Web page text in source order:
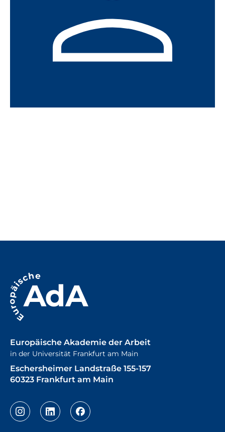
Europäische Akademie der Arbeit
in der Universität Frankfurt am Main
Eschersheimer Landstraße 155-157
60323 Frankfurt am Main